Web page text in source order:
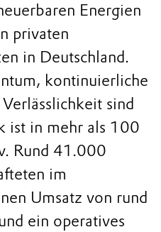
Energien
privaten
in Deutschland.
kontinuierliche
sind
ist in mehr als 100
Rund 41.000
im
Umsatz von rund
ein operatives